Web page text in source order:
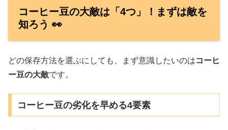
コーヒー豆の大敵は「4つ」！まずは敵を
知ろう 👀
どの保存方法を選ぶにしても、まず意識したいのはコーヒ
ー豆の大敵です。
コーヒー豆の劣化を早める4要素